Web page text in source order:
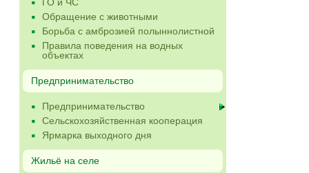
Обращение с животными
Борьба с амброзией полыннолистной
Правила поведения на водных
объектах
Предпринимательство
Предпринимательство
Сельскохозяйственная кооперация
Ярмарка выходного дня
Жильё на селе